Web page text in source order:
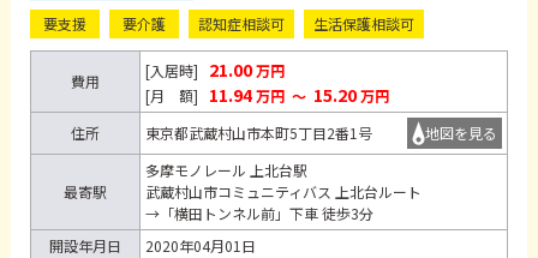
要支援
要介護 認知症相談可 生活保護相談可
費用
[入居時] 21.00万円
[月 額]
11.94万円 ～ 15.20万円
住所
東京都武蔵村山市本町5丁目2番1号 地図を見る
最寄駅
多摩モノレール 上北台駅
武蔵村山市コミュニティバス 上北台ルート
→「横田トンネル前」下車 徒歩3分
開設年月日
2020年04月01日